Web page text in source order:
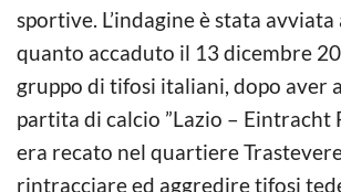
sportive. L’indagine è stata
quanto accaduto il 13 dicembre
gruppo di tifosi italiani, dopo aver
partita di calcio ”Lazio – Eintracht
era recato nel quartiere
rintracciare ed aggredire tifosi